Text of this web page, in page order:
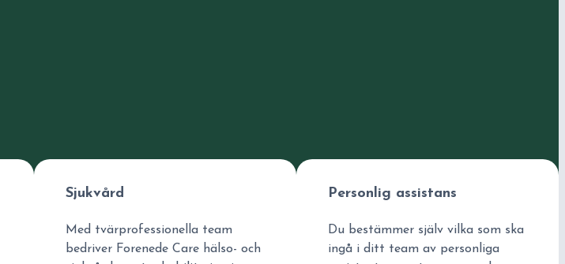
Sjukvård
Med tvärprofessionella team
bedriver Forenede Care hälso- och
Personlig assistans
Du bestämmer själv vilka som ska
ingå i ditt team av personliga